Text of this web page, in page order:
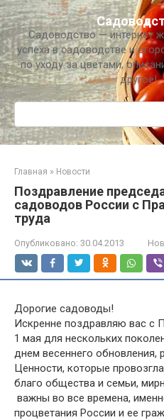
Перейти
к
контентуСадоводство — интернет
успеха в садоводстве и
по уходу за цветами,
другое!
Поиск:
Главная » Новости
Поздравление
садоводов России с
труда
Опубликовано: 30.04.2013
Дорогие садоводы!
Искренне поздравляю вас с
1 мая для нескольких
днем весеннего обновления,
Ценности, которые
благо общества и семьи,
важны во все времена,
процветания России и ее